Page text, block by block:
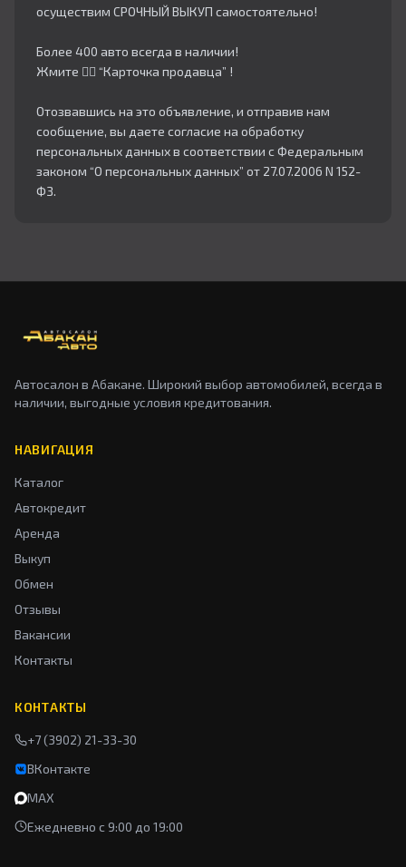
осуществим СРОЧНЫЙ ВЫКУП самостоятельно!
Более 400 авто всегда в наличии!
Жмите 👇🏻 “Карточка продавца” !
Отозвавшись на это объявление, и отправив нам
сообщение, вы даете согласие на обработку
персональных данных в соответствии с Федеральным
законом “О персональных данных” от 27.07.2006 N 152-
ФЗ.
Автосалон в Абакане. Широкий выбор автомобилей, всегда в
наличии, выгодные условия кредитования.
НАВИГАЦИЯ
Каталог
Автокредит
Аренда
Выкуп
Обмен
Отзывы
Вакансии
Контакты
КОНТАКТЫ
+7 (3902) 21-33-30
ВКонтакте
MAX
Ежедневно с 9:00 до 19:00